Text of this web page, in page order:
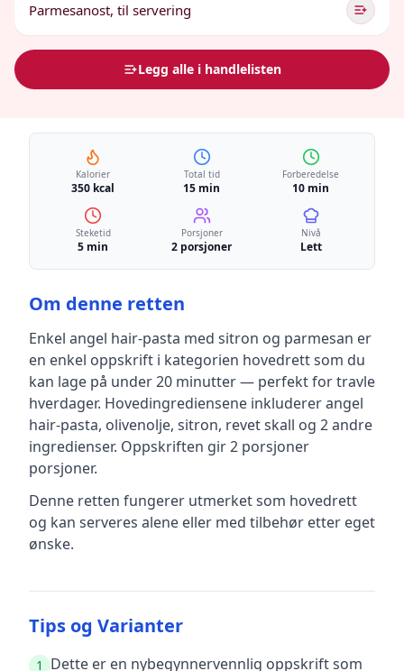
Parmesanost, til servering
Legg alle i handlelisten
Kalorier
350 kcal
Total tid
15 min
Forberedelse
10 min
Steketid
5 min
Porsjoner
2 porsjoner
Nivå
Lett
Om denne retten
Enkel angel hair-pasta med sitron og parmesan er
en enkel oppskrift i kategorien hovedrettsom du
kan lage på under 20 minutter — perfekt for travle
hverdager. Hovedingrediensene inkludererangel
hair-pasta, olivenolje, sitron, revet skall og 2 andre
ingredienser. Oppskriften gir2 porsjoner
porsjoner.
Denne retten fungerer utmerket som hovedrett
og kan serveres alene eller med tilbehør etter eget
ønske.
Tips og Varianter
1 Dette er en nybegynnervennlig oppskrift som